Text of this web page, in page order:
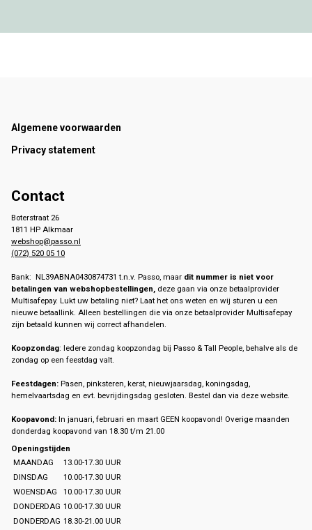
Footer
Algemene voorwaarden
Privacy statement
Contact
Boterstraat 26
1811 HP Alkmaar
webshop@passo.nl
(072) 520 05 10
Bank: NL39ABNA0430874731 t.n.v. Passo, maar dit nummer is niet voor
betalingen van webshopbestellingen, deze gaan via onze betaalprovider
Multisafepay. Lukt uw betaling niet? Laat het ons weten en wij sturen u een
nieuwe betaallink. Alleen bestellingen die via onze betaalprovider Multisafepay
zijn betaald kunnen wij correct afhandelen.
Koopzondag: Iedere zondag koopzondag bij Passo & Tall People, behalve als de
zondag op een feestdag valt.
Feestdagen: Pasen, pinksteren, kerst, nieuwjaarsdag, koningsdag,
hemelvaartsdag en evt. bevrijdingsdag gesloten. Bestel dan via deze website.
Koopavond: In januari, februari en maart GEEN koopavond! Overige maanden
donderdag koopavond van 18.30 t/m 21.00
Openingstijden
MAANDAG
13.00-17.30 UUR
DINSDAG
10.00-17.30 UUR
WOENSDAG
10.00-17.30 UUR
DONDERDAG 10.00-17.30 UUR
DONDERDAG 18.30-21.00 UUR